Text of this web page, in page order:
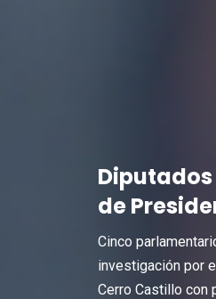
de
Cinco
investigación por
Cerro Castillo con